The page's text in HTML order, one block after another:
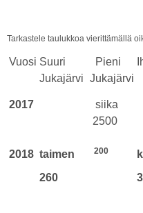
Tarkastele taulukkoa vierittämällä
Vuosi Suuri
Jukajärvi
Pieni
Jukajärvi
2017
siika
2500
2018 taimen
260
200